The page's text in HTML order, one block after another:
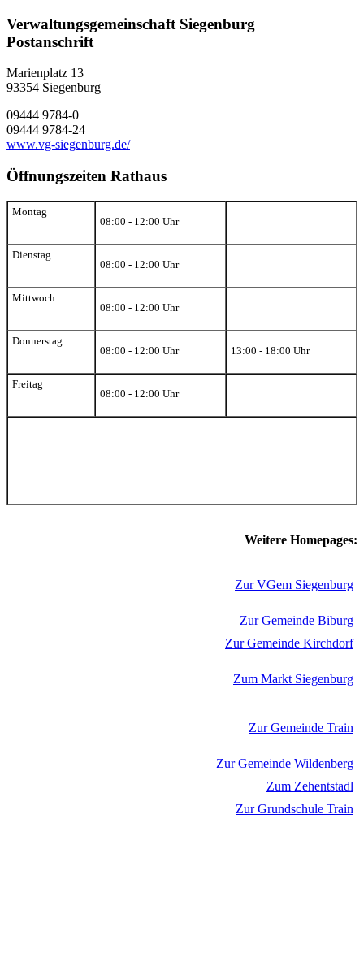
Verwaltungsgemeinschaft Siegenburg
Postanschrift
Marienplatz 13
93354 Siegenburg
09444 9784-0
09444 9784-24
www.vg-siegenburg.de/
Öffnungszeiten Rathaus
Montag
08:00 - 12:00 Uhr
Dienstag
08:00 - 12:00 Uhr
Mittwoch
08:00 - 12:00 Uhr
Donnerstag
08:00 - 12:00 Uhr
13:00 - 18:00 Uhr
Freitag
08:00 - 12:00 Uhr
Weitere Homepages:
Zur VGem Siegenburg
Zur Gemeinde Biburg
Zur Gemeinde Kirchdorf
Zum Markt Siegenburg
Zur Gemeinde Train
Zur Gemeinde Wildenberg
Zum Zehentstadl
Zur Grundschule Train